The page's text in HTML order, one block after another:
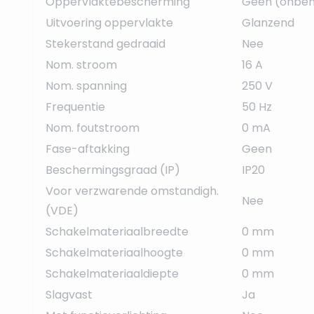
Uitvoering oppervlakte
Glanzend
Stekerstand gedraaid
Nee
Nom. stroom
16 A
Nom. spanning
250 V
Frequentie
50 Hz
Nom. foutstroom
0 mA
Fase-aftakking
Geen
Beschermingsgraad (IP)
IP20
Voor verzwarende omstandigh.
(VDE)
Nee
Schakelmateriaalbreedte
0 mm
Schakelmateriaalhoogte
0 mm
Schakelmateriaaldiepte
0 mm
Slagvast
Ja